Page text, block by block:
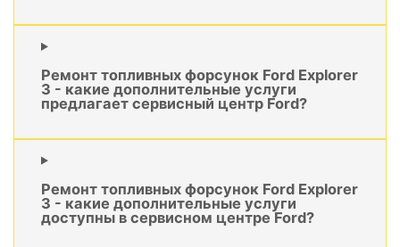
Ремонт топливных форсунок Ford Explorer
3 - какие дополнительные услуги
предлагает сервисный центр Ford?
Ремонт топливных форсунок Ford Explorer
3 - какие дополнительные услуги
доступны в сервисном центре Ford?